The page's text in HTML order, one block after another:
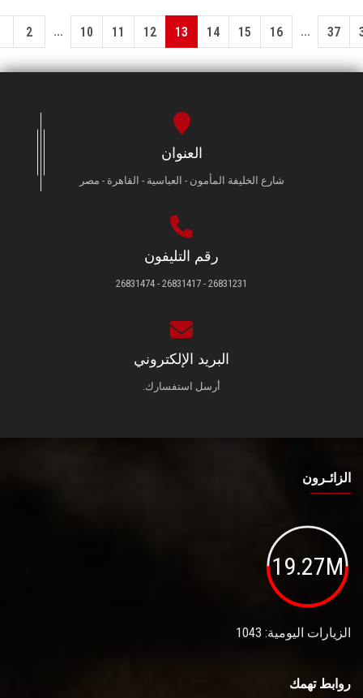
2 ... 10 11 12 13 14 15 16 ... 37
العنوان
شارع الخليفة المأمون - العباسية - القاهرة - مصر
رقم التليفون
26831231 - 26831417 - 26831474
البريد الإلكتروني
أرسل استفسارك.
الزائـرون
19.27M
الزيارات اليومية: 1043
روابط تهمك